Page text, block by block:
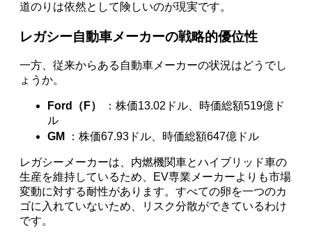
道のりは依然として険しいのが現実です。
レガシー自動車メーカーの戦略的優位性
一方、従来からある自動車メーカーの状況はどうでし
ょうか。
Ford（F）
：株価13.02ドル、時価総額519億ド
ル
GM
：株価67.93ドル、時価総額647億ドル
レガシーメーカーは、内燃機関車とハイブリッド車の
生産を維持しているため、EV専業メーカーよりも市場
変動に対する耐性があります。すべての卵を一つのカ
ゴに入れていないため、リスク分散ができているわけ
です。